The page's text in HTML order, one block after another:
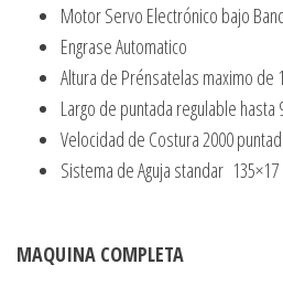
Motor Servo Electrónico bajo
Engrase Automatico
Altura de Prénsatelas maximo de
Largo de puntada regulable hasta
Velocidad de Costura 2000
Sistema de Aguja standar 135×17
MAQUINA COMPLETA